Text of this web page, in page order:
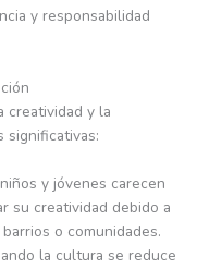
y responsabilidad
creatividad y la
significativas:
y jóvenes carecen
su creatividad debido a
o comunidades.
la cultura se reduce